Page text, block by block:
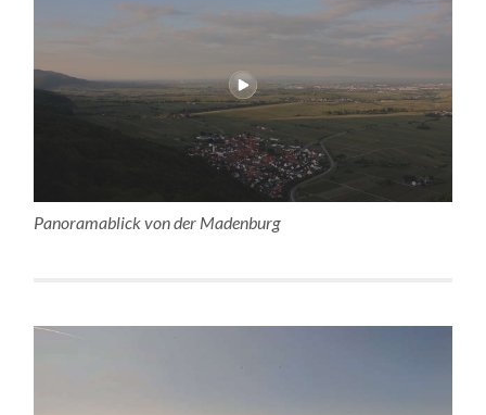
Panoramablick von der Madenburg